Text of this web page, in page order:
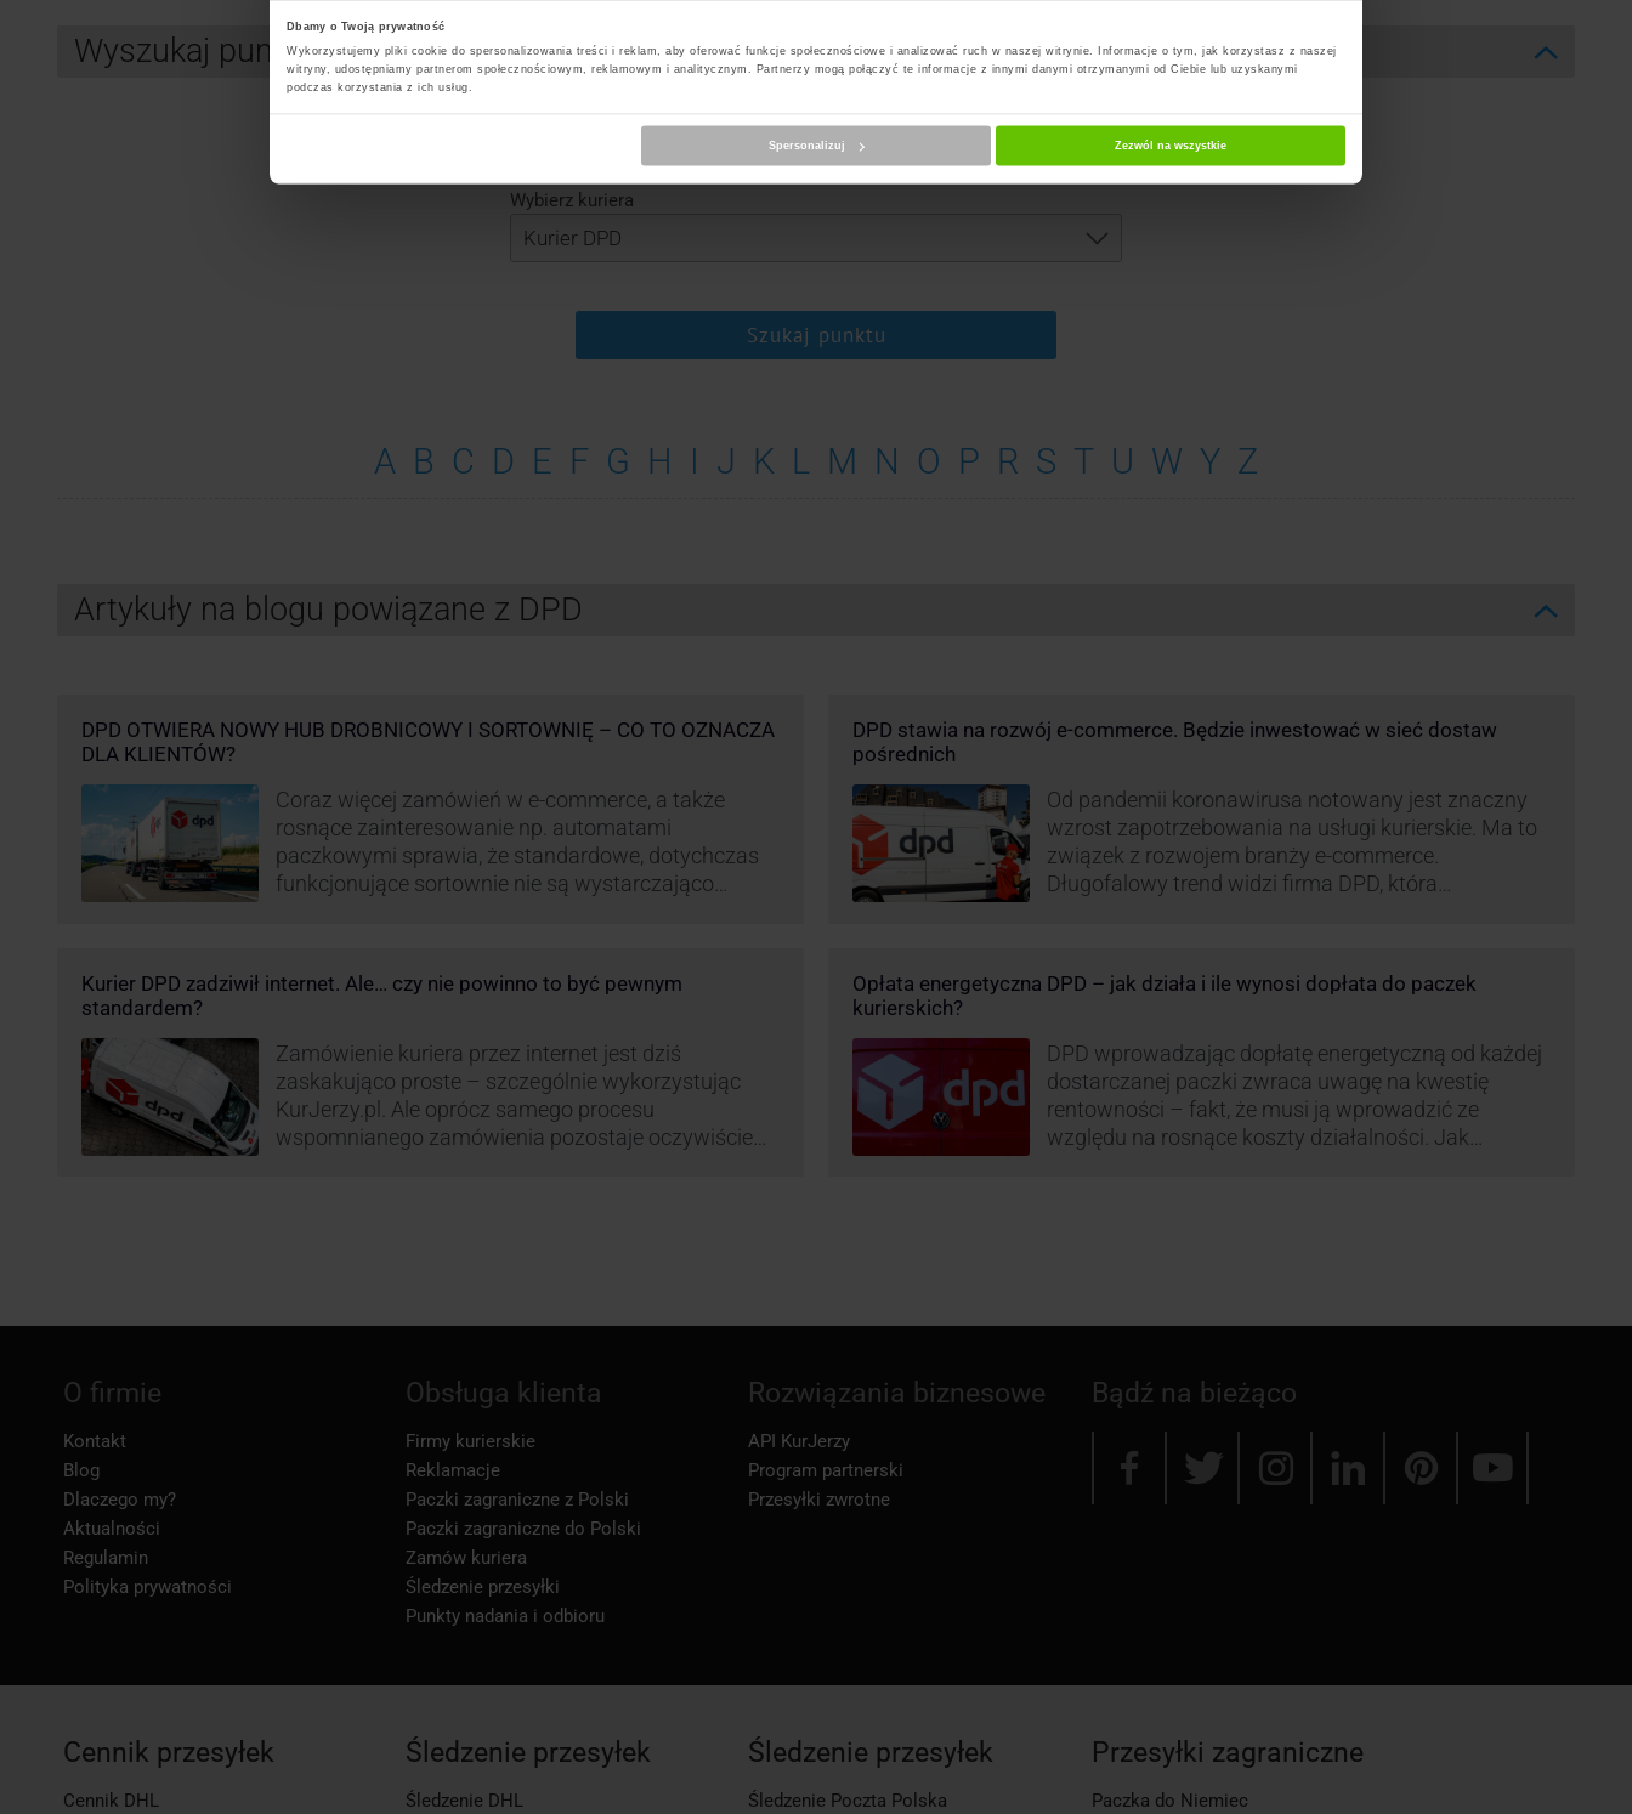
Dbamy o Twoją prywatność
Wykorzystujemy pliki cookie do spersonalizowania treści i reklam, aby oferować funkcje społecznościowe i analizować ruch w naszej witrynie. Informacje o tym, jak korzystasz z naszej
witryny, udostępniamy partnerom społecznościowym, reklamowym i analitycznym. Partnerzy mogą połączyć te informacje z innymi danymi otrzymanymi od Ciebie lub uzyskanymi
podczas korzystania z ich usług.
Spersonalizuj Zezwól na wszystkie
Wyszukaj punkt kurierski DPD
Wybierz kuriera
Szukaj punktu
A B C D E F G H I J K L M N O P R S T U W Y Z
Artykuły na blogu powiązane z DPD
DPD OTWIERA NOWY HUB DROBNICOWY I SORTOWNIĘ – CO TO OZNACZA
DLA KLIENTÓW?
Coraz więcej zamówień w e-commerce, a także
rosnące zainteresowanie np. automatami
paczkowymi sprawia, że standardowe, dotychczas
funkcjonujące sortownie nie są wystarczająco
nowe centrum transportowo-logistyczne.
taki obiekt DPD w …
DPD stawia na rozwój e-commerce. Będzie inwestować w sieć dostaw
pośrednich
Od pandemii koronawirusa notowany jest znaczny
wzrost zapotrzebowania na usługi kurierskie. Ma to
związek z rozwojem branży e-commerce.
Długofalowy trend widzi firma DPD, która
chwali się danymi.
Kurier DPD zadziwił internet. Ale… czy nie powinno to być pewnym
standardem?
Zamówienie kuriera przez internet jest dziś
zaskakująco proste – szczególnie wykorzystując
KurJerzy.pl. Ale oprócz samego procesu
wspomnianego zamówienia pozostaje oczywiście
Opłata energetyczna DPD – jak działa i ile wynosi dopłata do paczek
kurierskich?
DPD wprowadzając dopłatę energetyczną od każdej
dostarczanej paczki zwraca uwagę na kwestię
rentowności – fakt, że musi ją wprowadzić ze
względu na rosnące koszty działalności. Jak
Bądź na bieżąco
O firmie
Kontakt
Blog
Dlaczego my?
Aktualności
Regulamin
Polityka prywatności
Obsługa klienta
Firmy kurierskie
Reklamacje
Paczki zagraniczne z Polski
Paczki zagraniczne do Polski
Zamów kuriera
Śledzenie przesyłki
Punkty nadania i odbioru
Rozwiązania biznesowe
API KurJerzy
Program partnerski
Przesyłki zwrotne
Cennik przesyłek
Cennik DHL
Śledzenie przesyłek
Śledzenie DHL
Śledzenie przesyłek
Śledzenie Poczta Polska
Przesyłki zagraniczne
Paczka do Niemiec